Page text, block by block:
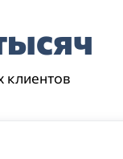
клиентов